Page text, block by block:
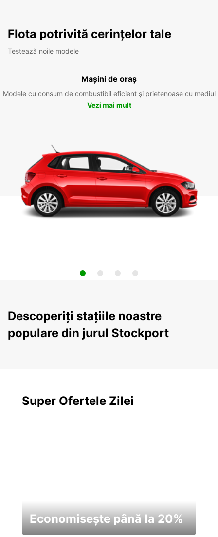
Flota potrivită cerințelor tale
Testează noile modele
Mașini de oraș
Modele cu consum de combustibil eficient și prietenoase cu mediul
Vezi mai mult
Descoperiți stațiile noastre
populare din jurul Stockport
Super Ofertele Zilei
Economisește până la 20%